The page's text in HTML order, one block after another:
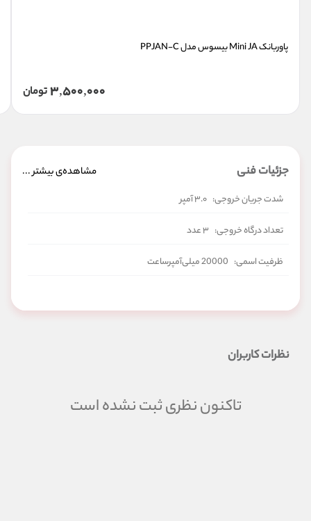
پاوربانک Mini JA بیسوس مدل PPJAN-C
3,500,000تومان
جزئیات فنی مشاهده‌ی بیشتر ...
شدت جریان خروجی: ۳.۰ آمپر
تعداد درگاه خروجی: ۳ عدد
ظرفیت اسمی: 20000 میلی‌آمپرساعت
نظرات کاربران
تاکنون نظری ثبت نشده است